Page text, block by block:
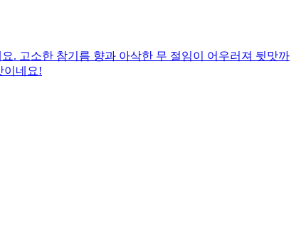
. 고소한 참기름 향과 아삭한 무 절임이 어우러져 뒷맛까
이네요!